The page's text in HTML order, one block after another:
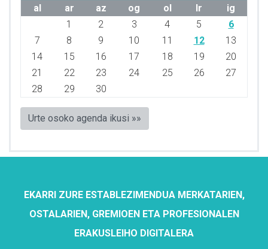
al
ar az og ol lr
ig
1
2 3 4 5
6
7
8 9 10 11 12
13
14
15 16 17 18 19
20
21
22 23 24 25 26
27
28
29 30
Urte osoko agenda ikusi »»
EKARRI ZURE ESTABLEZIMENDUA MERKATARIEN,
OSTALARIEN, GREMIOEN ETA PROFESIONALEN
ERAKUSLEIHO DIGITALERA